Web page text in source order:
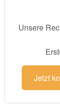
Unsere
Jetzt